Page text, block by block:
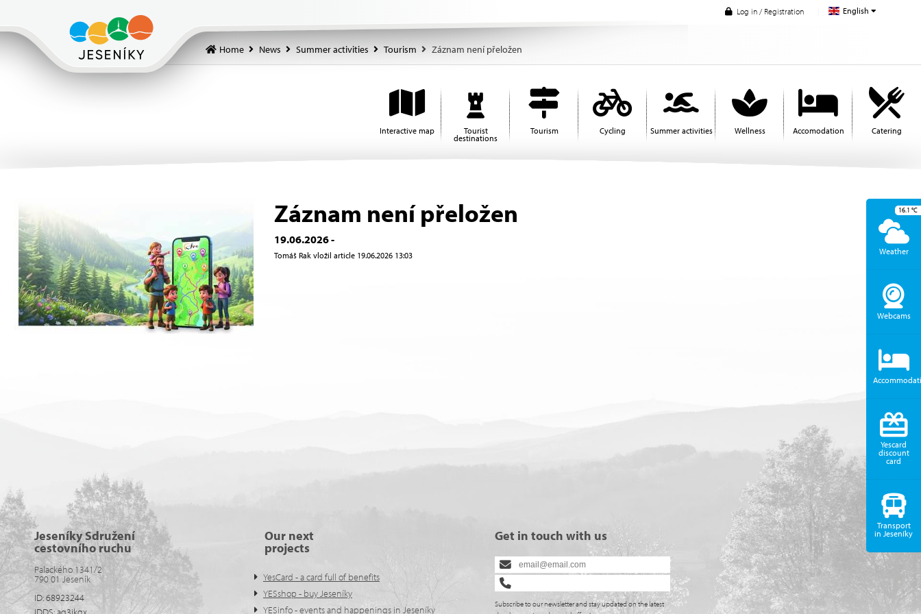
English
Log in / Registration
Home News Summer activities Tourism Záznam není přeložen
Interactive map Tourist
destinations
Tourism Cycling Summer activities Wellness Accomodation Catering
Záznam není přeložen
19.06.2026 -
Tomáš Rak vložil article 19.06.2026 13:03
Jeseníky Sdružení
cestovního ruchu
Palackého 1341/2
790 01 Jeseník
ID: 68923244
Our next
projects
YesCard - a card full of benefits
YESshop - buy Jeseníky
YESinfo - events and happenings in Jeseníky
Get in touch with us
Subscribe to our newsletter and stay updated on the latest
Weather
16.1 °C
Webcams
Yescard
discount
card
Transport
in Jeseníky